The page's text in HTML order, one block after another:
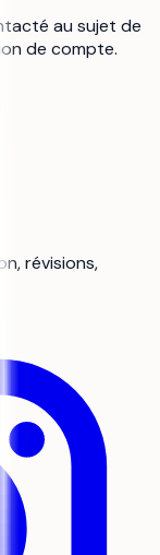
au sujet de
de compte.
révisions,